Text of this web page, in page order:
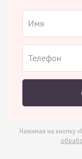
Нажимая на кнопку